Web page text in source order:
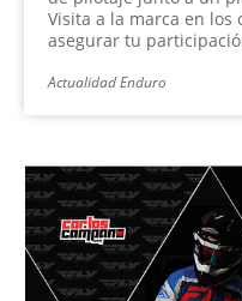
Visita a la marca en los
asegurar tu
Actualidad Enduro